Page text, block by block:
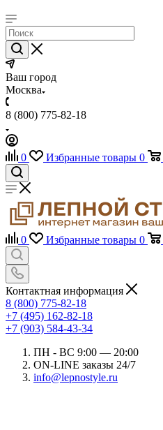
Ваш город
Москва
8 (800) 775-82-18
0 Избранные товары 0
0 Избранные товары 0
Контактная информация
8 (800) 775-82-18
+7 (495) 162-82-18
+7 (903) 584-43-34
ПН - ВС 9:00 — 20:00
ON-LINE заказы 24/7
info@lepnostyle.ru